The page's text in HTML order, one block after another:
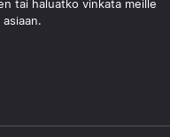
tai haluatko vinkata meille